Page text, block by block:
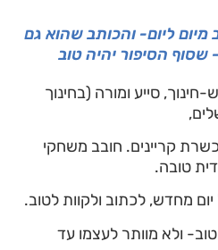
ליום- והכותב שהוא גם
הסיפור יהיה טוב
סייע ומורה (בחינוך
קריינים. חובב משחקי
טובה.
מחדש, לכתוב ולקוות לטוב.
ולא מוותר לעצמו עד